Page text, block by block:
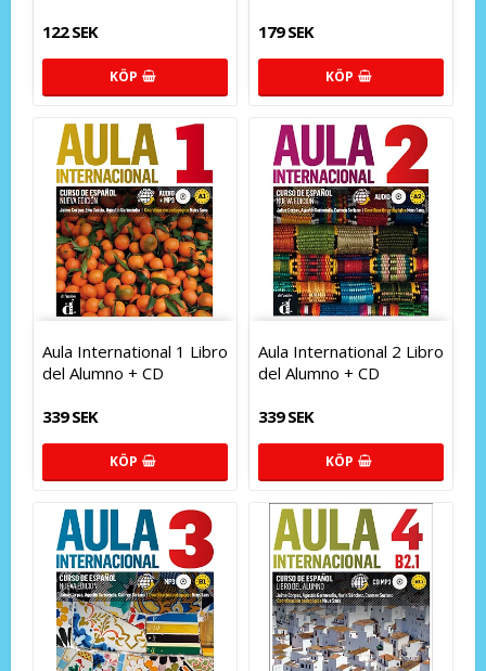
122 SEK
KÖP
179 SEK
KÖP
Aula International 1 Libro
del Alumno + CD
339 SEK
KÖP
Aula International 2 Libro
del Alumno + CD
339 SEK
KÖP